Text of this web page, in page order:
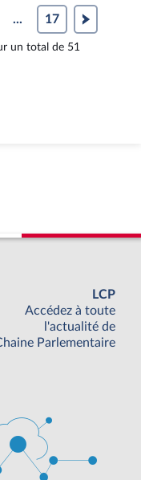
... 17
un total de 51
LCP
Accédez à toute
l'actualité de
Parlementaire